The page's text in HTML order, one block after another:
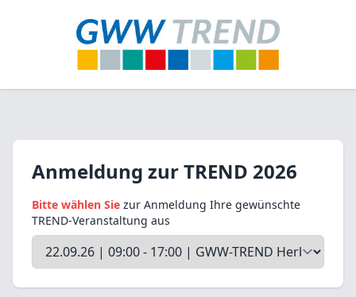
Anmeldung zur TREND 2026
Bitte wählen Sie zur Anmeldung Ihre gewünschte
TREND-Veranstaltung aus